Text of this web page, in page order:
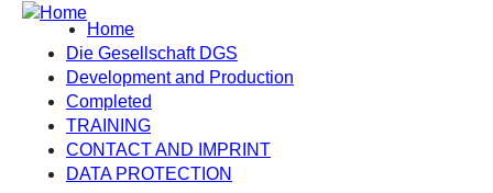
Home
Die Gesellschaft DGS
Development and Production
Completed
TRAINING
CONTACT AND IMPRINT
DATA PROTECTION